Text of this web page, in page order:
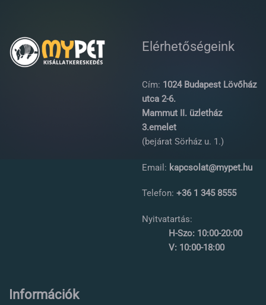
Elérhetőségeink
Cím: 1024 Budapest Lövőház
utca 2-6.
Mammut II. üzletház
3.emelet
(bejárat Sörház u. 1.)
Email: kapcsolat@mypet.hu
Telefon: +36 1 345 8555
Nyitvatartás:
H-Szo: 10:00-20:00
V: 10:00-18:00
Információk